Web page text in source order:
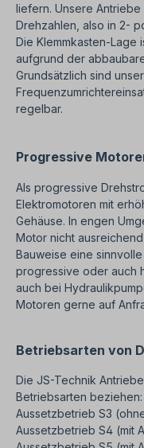
liefern. Unsere
Drehzahlen, also in 2-
Die Klemmkasten-Lage
aufgrund der
Grundsätzlich sind
regelbar.
Progressive
Als progressive
Elektromotoren mit
Gehäuse. In engen
Motor nicht
Bauweise eine
progressive oder auch
auch bei
Motoren gerne auf
Betriebsarten von
Die JS-Technik
Betriebsarten
Aussetzbetrieb S3
Aussetzbetrieb S4 (mit